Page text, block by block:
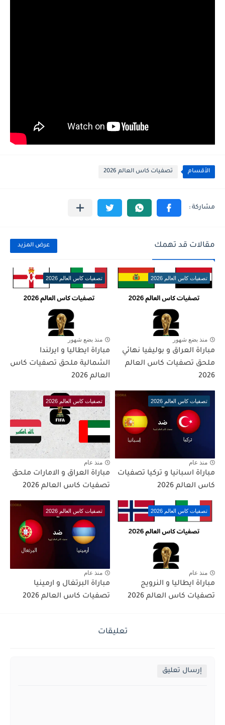
الأقسام تصفيات كاس العالم 2026
مقالات قد تهمك عرض المزيد
تصفيات كاس العالم 2026
منذ بضع شهور
مباراة العراق و بوليفيا نهائي
ملحق تصفيات كاس العالم
2026
تصفيات كاس العالم 2026
منذ بضع شهور
مباراة ايطاليا و ايرلندا
الشمالية ملحق تصفيات كاس
العالم 2026
تصفيات كاس العالم 2026
منذ عام
مباراة اسبانيا و تركيا تصفيات
كاس العالم 2026
تصفيات كاس العالم 2026
منذ عام
مباراة العراق و الامارات ملحق
تصفيات كاس العالم 2026
تصفيات كاس العالم 2026
منذ عام
مباراة ايطاليا و النرويج
تصفيات كاس العالم 2026
تصفيات كاس العالم 2026
منذ عام
مباراة البرتغال و ارمينيا
تصفيات كاس العالم 2026
تعليقات
إرسال تعليق